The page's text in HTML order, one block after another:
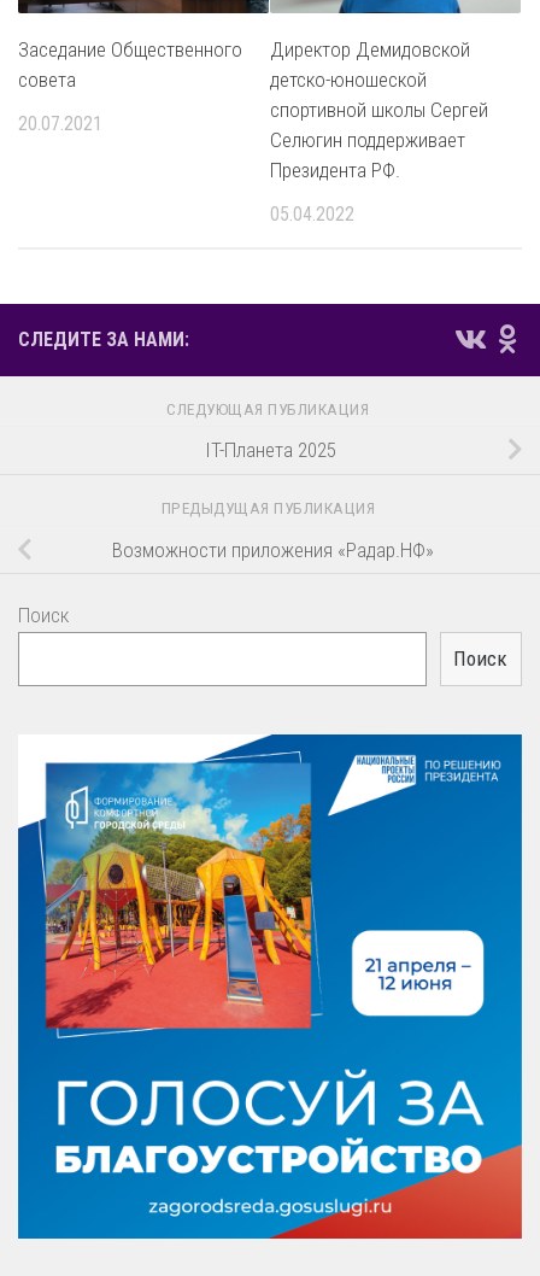
Заседание Общественного
совета
20.07.2021
Директор Демидовской
детско-юношеской
спортивной школы Сергей
Селюгин поддерживает
Президента РФ.
05.04.2022
СЛЕДИТЕ ЗА НАМИ:
СЛЕДУЮЩАЯ ПУБЛИКАЦИЯ
IT-Планета 2025
ПРЕДЫДУЩАЯ ПУБЛИКАЦИЯ
Возможности приложения «Радар.НФ»
Поиск
Поиск